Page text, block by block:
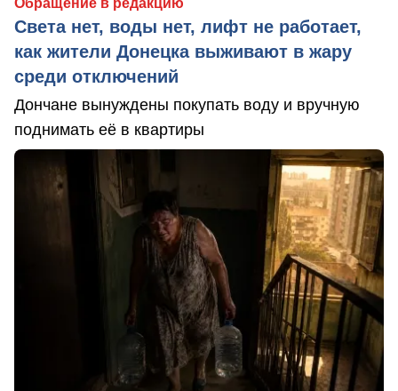
Обращение в редакцию
Света нет, воды нет, лифт не работает,
как жители Донецка выживают в жару
среди отключений
Дончане вынуждены покупать воду и вручную
поднимать её в квартиры